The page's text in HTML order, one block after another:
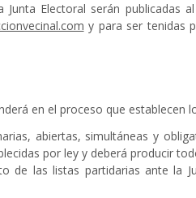
Junta Electoral serán publicadas
y para ser tenidas
en el proceso que establecen
abiertas, simultáneas y
por ley y deberá producir
de las listas partidarias ante la